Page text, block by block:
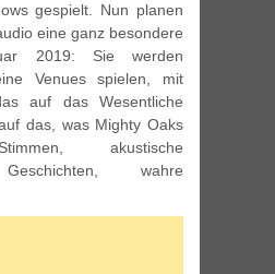
gespielt. Nun planen
eine ganz besondere
2019: Sie werden
Venues spielen, mit
auf das Wesentliche
das, was Mighty Oaks
akustische
wahre